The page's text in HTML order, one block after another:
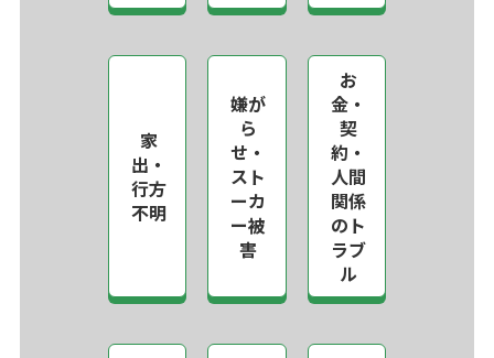
家
出・
行方
不明
嫌が
ら
せ・
スト
ーカ
ー被
害
お
金・
契
約・
人間
関係
のト
ラブ
ル